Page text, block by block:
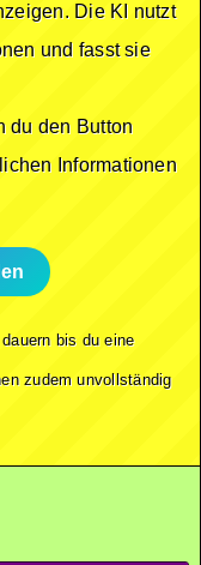
Die KI nutzt
und fasst sie
du den Button
Informationen
bis du eine
zudem unvollständig